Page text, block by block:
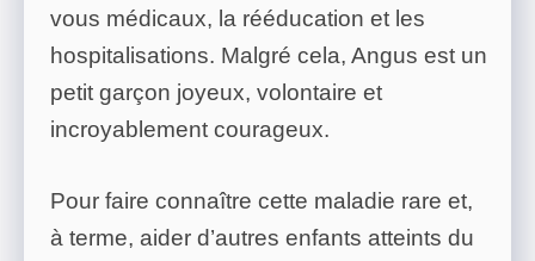
vous médicaux, la rééducation et les
hospitalisations. Malgré cela, Angus est un
petit garçon joyeux, volontaire et
incroyablement courageux.
Pour faire connaître cette maladie rare et,
à terme, aider d’autres enfants atteints du